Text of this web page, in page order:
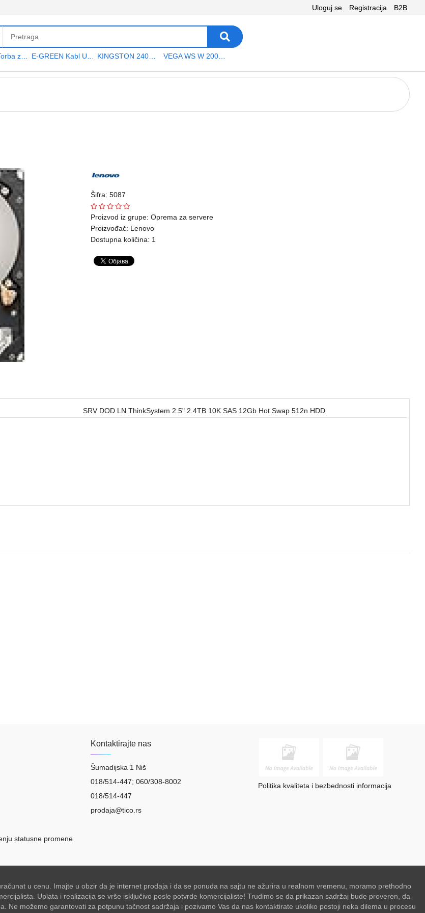
Uloguj se Registracija B2B
TARGUS Torba za notebook 15.6" TAR300 VEGA WS W 200 platno
Šifra: 5087
Proizvod iz grupe: Oprema za servere
Proizvođač: Lenovo
Dostupna količina: 1
SRV DOD LN ThinkSystem 2.5" 2.4TB 10K SAS 12Gb Hot Swap 512n HDD
statusne promene
Kontaktirajte nas
Šumadijska 1 Niš
018/514-447; 060/308-8002
018/514-447
prodaja@tico.rs
Politika kvaliteta i bezbednosti informacija
u cenu. Imajte u obzir da je internet prodaja i da se ponuda na sajtu ne ažurira u realnom vremenu, moramo prethodno
Uplata i realizacija se vrše isključivo posle potvrde komercijaliste! Trudimo se da prikazan sadržaj bude proveren, da
Ne možemo garantovati za potpunu tačnost sadržaja i pozivamo Vas da nas kontaktirate ukoliko postoji neka dilema u procesu